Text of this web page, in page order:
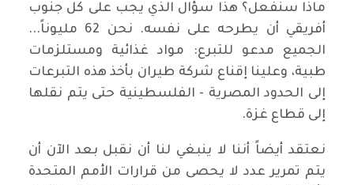
ماذا سنفعل؟ هذا سؤال الذي يجب على كل جنوب
أفريقي أن يطرحه على نفسه. نحن 62 مليوناً...
الجميع مدعو للتبرع: مواد غذائية ومستلزمات
طبية، وعلينا إقناع شركة طيران بأخذ هذه التبرعات
إلى الحدود المصرية - الفلسطينية حتى يتم نقلها
إلى قطاع غزة.
نعتقد أيضاً أننا لا ينبغي لنا أن نقبل بعد الآن أن
يتم تمرير عدد لا يحصى من قرارات الأمم المتحدة